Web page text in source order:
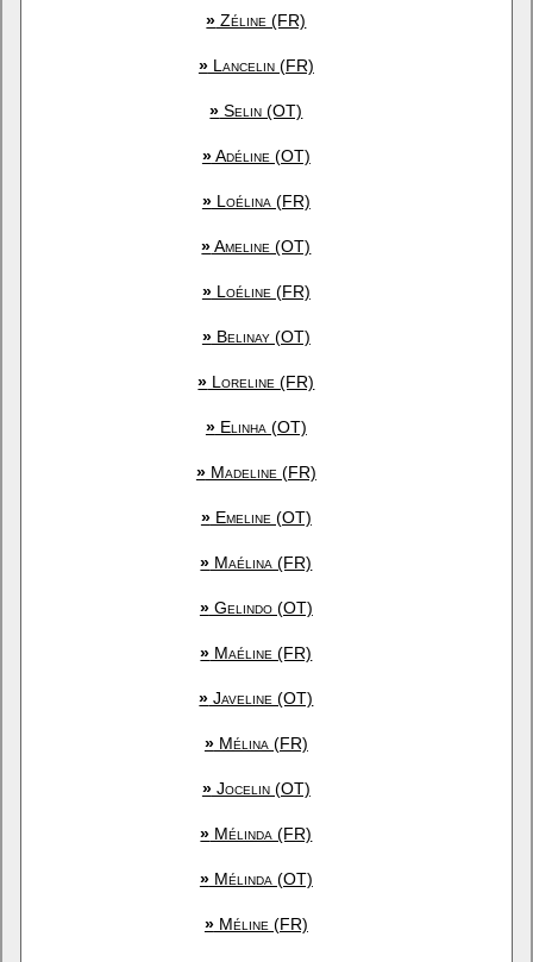
» Zéline (FR)
»Lancelin (FR)
» Selin (OT)
»Adéline (OT)
»Loélina (FR)
»Ameline (OT)
»Loéline (FR)
»Belinay (OT)
» Loreline (FR)
»Elinha (OT)
»Madeline (FR)
»Emeline (OT)
» Maélina (FR)
»Gelindo (OT)
» Maéline (FR)
» Javeline (OT)
»Mélina (FR)
»Jocelin (OT)
» Mélinda (FR)
»Mélinda (OT)
»Méline (FR)